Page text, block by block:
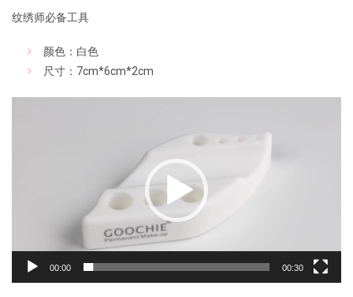
纹绣师必备工具
颜色：白色
尺寸：7cm*6cm*2cm
00:00 00:30